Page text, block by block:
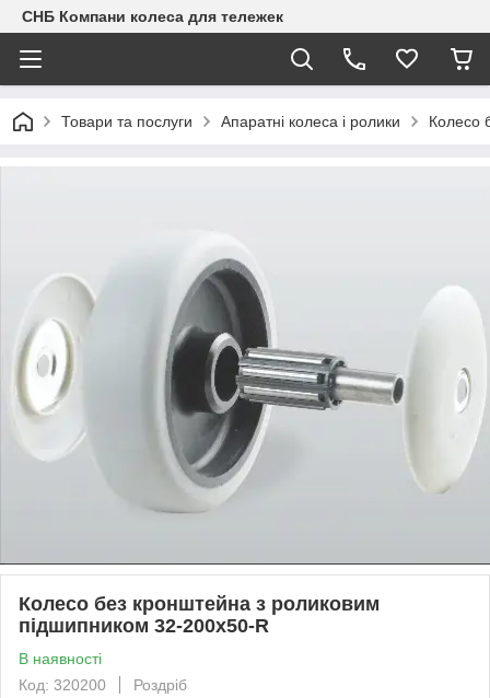
СНБ Компани колеса для тележек
Товари та послуги Апаратні колеса і ролики Колесо
Колесо без кронштейна з роликовим
підшипником 32-200х50-R
В наявності
Код: 320200
Роздріб